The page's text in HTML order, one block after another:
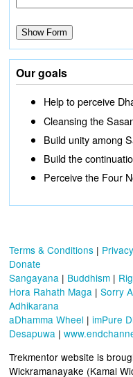
Our goals
Help to perceive
Cleansing the
Build unity among
Build the
Perceive the Four
Terms & Conditions |
Donate
Sangayana | Buddhism |
Hora Rahath Maga | Sorry
Adhikarana
aDhamma Wheel | imPure
Desapuwa |
Trekmentor website is
Wickramanayake (Kamal